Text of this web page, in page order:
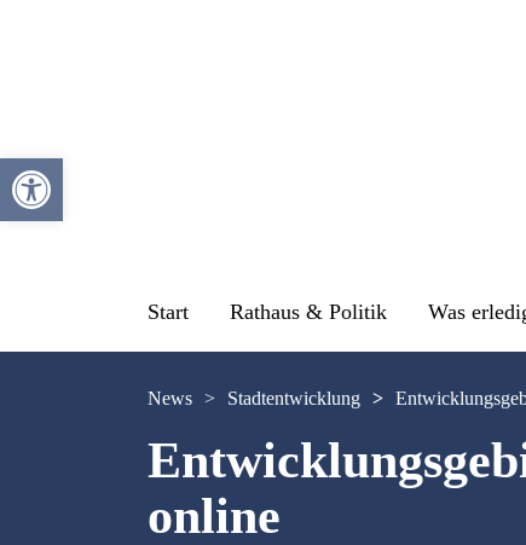
Start Rathaus & Politik Was
News > Stadtentwicklung >
online
Werkzeugleiste öffnen